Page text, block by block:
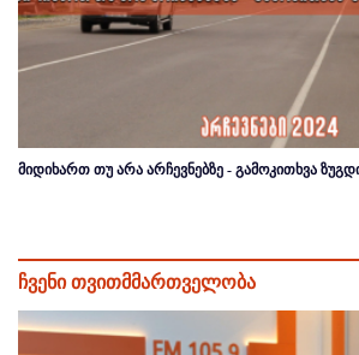
მიდიხართ თუ არა არჩევნებზე - გამოკითხვა
ჩვენი თვითმმართველობა